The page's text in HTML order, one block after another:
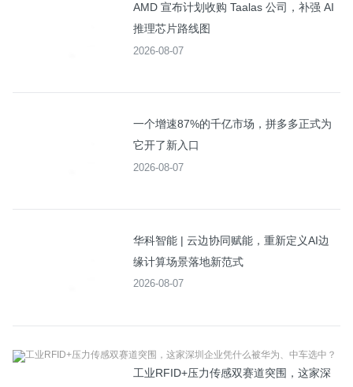
AMD 宣布计划收购 Taalas 公司，补强 AI
推理芯片路线图
2026-08-07
一个增速87%的千亿市场，拼多多正式为
它开了新入口
2026-08-07
华科智能 | 云边协同赋能，重新定义AI边
缘计算场景落地新范式
2026-08-07
工业RFID+压力传感双赛道突围，这家深